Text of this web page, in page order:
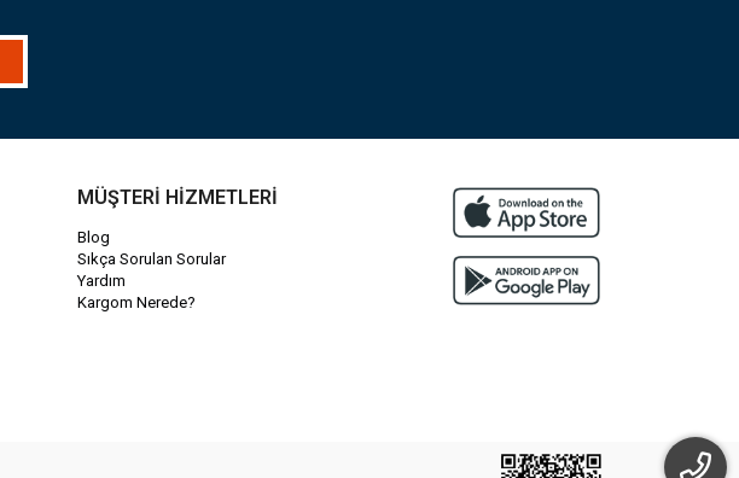
MÜŞTERİ HİZMETLERİ
Blog
Sıkça Sorulan Sorular
Yardım
Kargom Nerede?